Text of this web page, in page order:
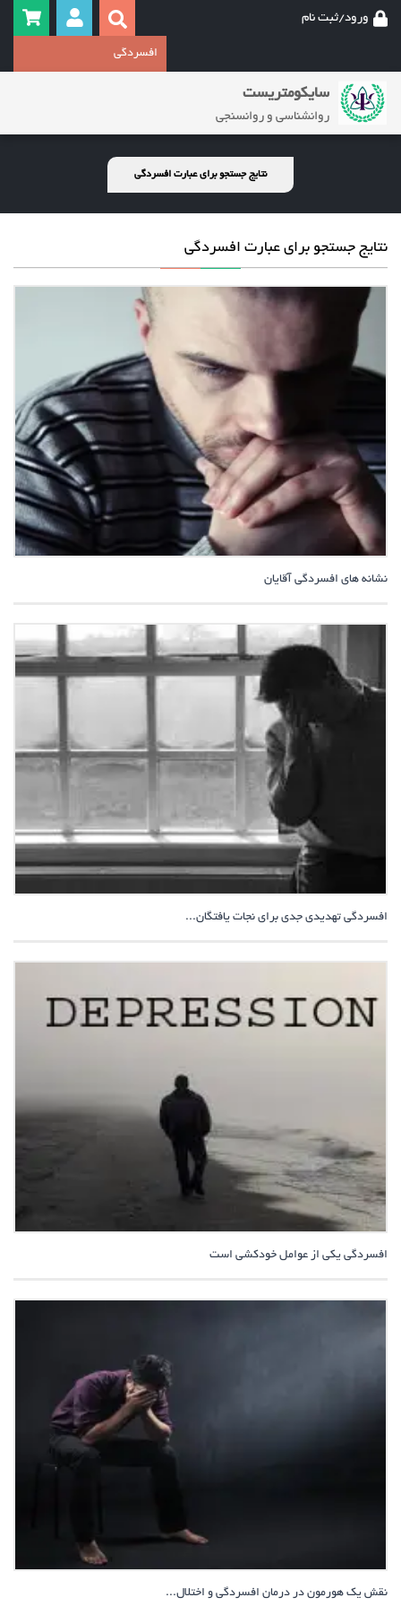
ورود/ثبت نام
سایکومتریست
روانشناسی و روانسنجی
نتایج جستجو برای عبارت افسردگی
نتایج جستجو برای عبارت افسردگی
نشانه های افسردگی آقایان
افسردگی تهدیدی جدی برای نجات یافتگان...
افسردگی یکی از عوامل خودکشی است
نقش یک هورمون در درمان افسردگی و اختلال...